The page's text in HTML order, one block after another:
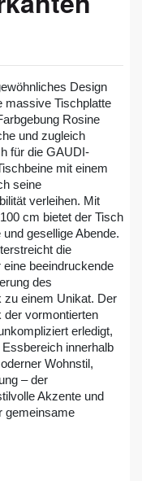
Design
massive Tischplatte
Rosine
und zugleich
für die GAUDI-
mit einem
seine
verleihen. Mit
cm bietet der Tisch
gesellige Abende.
die
beeindruckende
des
zu einem Unikat. Der
der vormontierten
erledigt,
innerhalb
Wohnstil,
– der
Akzente und
gemeinsame